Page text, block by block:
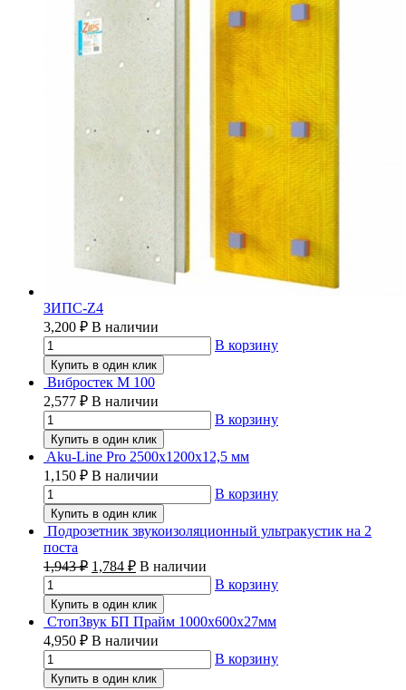
ЗИПС-Z4
3,200 ₽ В наличии
В корзину
Купить в один клик
Вибростек М 100
2,577 ₽ В наличии
В корзину
Купить в один клик
Aku-Line Pro 2500х1200х12,5 мм
1,150 ₽ В наличии
В корзину
Купить в один клик
Подрозетник звукоизоляционный ультракустик на 2
поста
1,943₽ 1,784 ₽ В наличии
В корзину
Купить в один клик
СтопЗвук БП Прайм 1000х600х27мм
4,950 ₽ В наличии
В корзину
Купить в один клик